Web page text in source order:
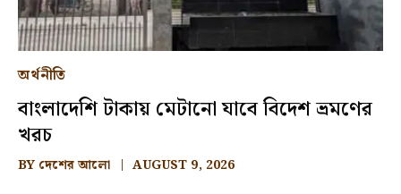
অর্থনীতি
বাংলাদেশি টাকায় মেটানো যাবে বিদেশ ভ্রমণের
খরচ
BY দেশের আলো AUGUST 9, 2026